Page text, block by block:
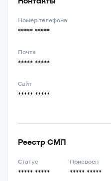
Номер телефона
***** *****
Почта
***** *****
Сайт
***** *****
Реестр СМП
Статус
***** *****
Присвоен
***** *****